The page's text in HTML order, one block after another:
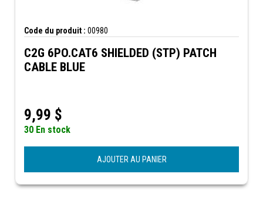
Code du produit : 00980
C2G 6PO.CAT6 SHIELDED (STP) PATCH
CABLE BLUE
9,99 $
30 En stock
AJOUTER AU PANIER